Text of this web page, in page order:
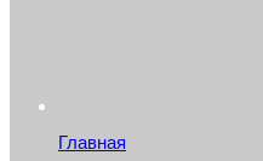
Главная